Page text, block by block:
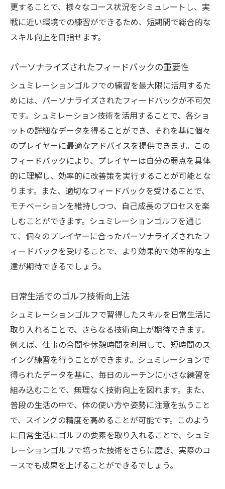
更することで、様々なコース状況をシミュレートし、実
戦に近い環境での練習ができるため、短期間で総合的な
スキル向上を目指せます。
パーソナライズされたフィードバックの重要性
シュミレーションゴルフでの練習を最大限に活用するた
めには、パーソナライズされたフィードバックが不可欠
です。シュミレーション技術を活用することで、各ショ
ットの詳細なデータを得ることができ、それを基に個々
のプレイヤーに最適なアドバイスを提供できます。この
フィードバックにより、プレイヤーは自分の弱点を具体
的に理解し、効率的に改善策を実行することが可能とな
ります。また、適切なフィードバックを受けることで、
モチベーションを維持しつつ、自己成長のプロセスを楽
しむことができます。シュミレーションゴルフを通じ
て、個々のプレイヤーに合ったパーソナライズされたフ
ィードバックを受けることで、より効果的で効率的な上
達が期待できるでしょう。
日常生活でのゴルフ技術向上法
シュミレーションゴルフで習得したスキルを日常生活に
取り入れることで、さらなる技術向上が期待できます。
例えば、仕事の合間や休憩時間を利用して、短時間のス
イング練習を行うことができます。シュミレーションで
得られたデータを基に、毎日のルーチンに小さな練習を
組み込むことで、無理なく技術向上を図れます。また、
普段の生活の中で、体の使い方や姿勢に注意を払うこと
で、スイングの精度を高めることが可能です。このよう
に日常生活にゴルフの要素を取り入れることで、シュミ
レーションゴルフで培った技術をさらに磨き、実際のコ
ースでも成果を上げることができるでしょう。